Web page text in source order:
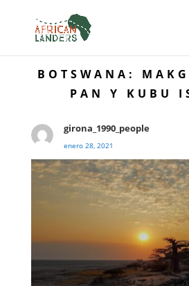
BOTSWANA:
PAN Y KUBU
girona_1990_people
enero 28, 2021